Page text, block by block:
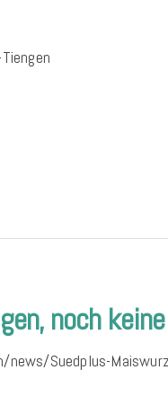
noch
Suedplus-